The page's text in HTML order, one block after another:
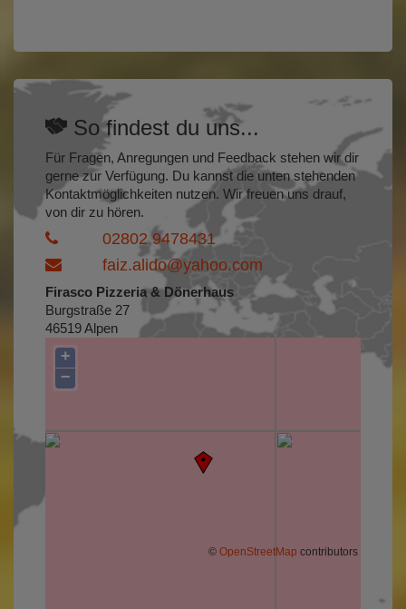
So findest du uns...
Für Fragen, Anregungen und Feedback stehen wir dir
gerne zur Verfügung. Du kannst die unten stehenden
Kontaktmöglichkeiten nutzen. Wir freuen uns drauf,
von dir zu hören.
02802 9478431
faiz.alido@yahoo.com
Firasco Pizzeria & Dönerhaus
Burgstraße 27
46519 Alpen
+
−
© OpenStreetMap contributors